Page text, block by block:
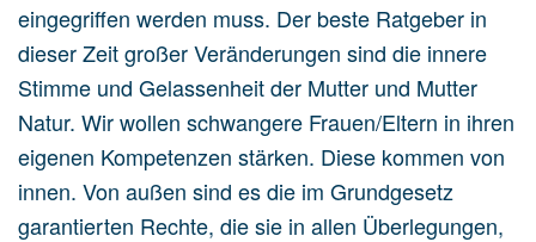
eingegriffen werden muss. Der beste Ratgeber in
dieser Zeit großer Veränderungen sind die innere
Stimme und Gelassenheit der Mutter und Mutter
Natur. Wir wollen schwangere Frauen/Eltern in ihren
eigenen Kompetenzen stärken. Diese kommen von
innen. Von außen sind es die im Grundgesetz
garantierten Rechte, die sie in allen Überlegungen,